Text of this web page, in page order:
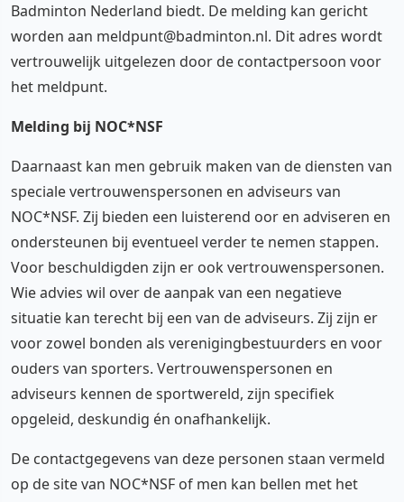
Badminton Nederland biedt. De melding kan gericht
worden aan meldpunt@badminton.nl. Dit adres wordt
vertrouwelijk uitgelezen door de contactpersoon voor
het meldpunt.
Melding bij NOC*NSF
Daarnaast kan men gebruik maken van de diensten van
speciale vertrouwenspersonen en adviseurs van
NOC*NSF. Zij bieden een luisterend oor en adviseren en
ondersteunen bij eventueel verder te nemen stappen.
Voor beschuldigden zijn er ook vertrouwenspersonen.
Wie advies wil over de aanpak van een negatieve
situatie kan terecht bij een van de adviseurs. Zij zijn er
voor zowel bonden als verenigingbestuurders en voor
ouders van sporters. Vertrouwenspersonen en
adviseurs kennen de sportwereld, zijn specifiek
opgeleid, deskundig én onafhankelijk.
De contactgegevens van deze personen staan vermeld
op de site van NOC*NSF of men kan bellen met het